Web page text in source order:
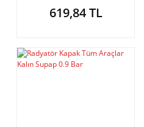
619,84 TL